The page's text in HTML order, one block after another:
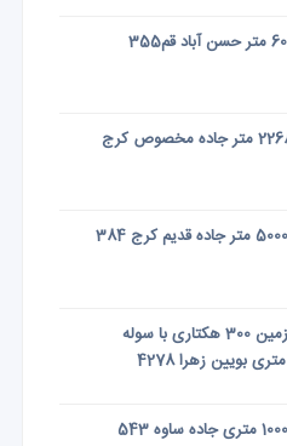
انبار 22685 متر جاده مخصوص کرج
فروش زمین 300 هکتاری با سوله